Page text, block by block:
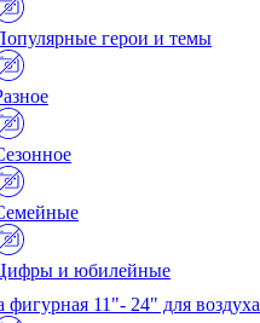
герои и темы
и юбилейные
фигурная 11"- 24" для воздуха